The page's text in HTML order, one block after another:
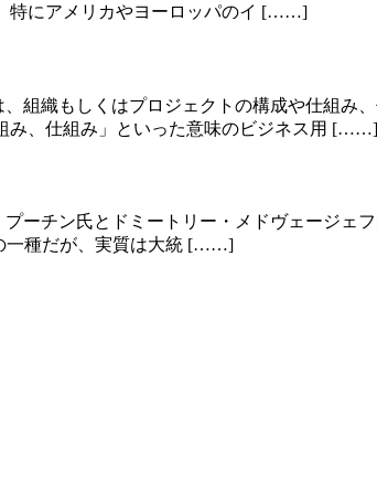
特にアメリカやヨーロッパのイ [……]
組織もしくはプロジェクトの構成や仕組み
み、仕組み」といった意味のビジネス用 [……]
チン氏とドミートリー・メドヴェージェ
一種だが、実質は大統 [……]